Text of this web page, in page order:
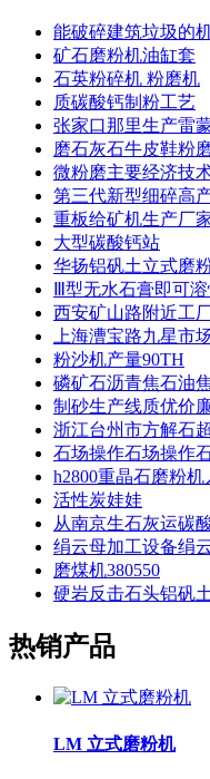
能破碎建筑垃圾的
矿石磨粉机油缸套
石英粉碎机 粉磨机
质碳酸钙制粉工艺
张家口那里生产雷
磨石灰石牛皮鞋粉
微粉磨主要经济技
第三代新型细碎高
重板给矿机生产厂
大型碳酸钙站
华扬铝矾土立式磨
Ⅲ型无水石膏即可
西安矿山路附近工
上海漕宝路九星市
粉沙机产量90TH
磷矿石沥青焦石油
制砂生产线质优价
浙江台州市方解石
石场操作石场操作
h2800重晶石磨粉
活性炭娃娃
从南京生石灰运碳
绢云母加工设备绢
磨煤机380550
硬岩反击石头铝矾
热销产品
LM 立式磨粉机